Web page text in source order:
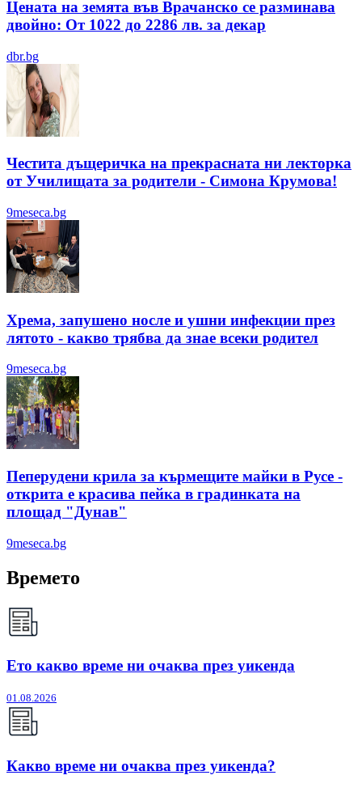
Цената на земята във Врачанско се разминава
двойно: От 1022 до 2286 лв. за декар
dbr.bg
Честита дъщеричка на прекрасната ни лекторка
от Училищата за родители - Симона Крумова!
9meseca.bg
Хрема, запушено носле и ушни инфекции през
лятотo - какво трябва да знае всеки родител
9meseca.bg
Пеперудени крила за кърмещите майки в Русе -
открита е красива пейка в градинката на
площад "Дунав"
9meseca.bg
Времето
Ето какво време ни очаква през уикенда
01.08.2026
Какво време ни очаква през уикенда?